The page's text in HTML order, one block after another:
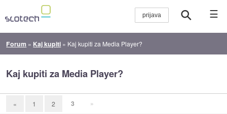
☰
Forum » Kaj kupiti » Kaj kupiti za Media Player?
Kaj kupiti za Media Player?
« 1 2 3 »